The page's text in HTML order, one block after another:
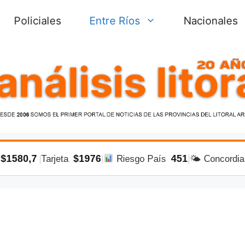
Policiales Entre Ríos Nacionales
$1580,7 |Tarjeta $1976| Riesgo País 451|🌤 Concordia